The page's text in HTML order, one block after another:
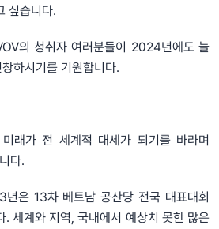
싶습니다.
의 청취자 여러분들이 2024년에도 늘
하시기를 기원합니다.
미래가 전 세계적 대세가 되기를 바라며
다.
은 13차 베트남 공산당 전국 대표대회
. 세계와 지역, 국내에서 예상치 못한 많은